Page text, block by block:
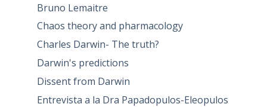
Bruno Lemaitre
Chaos theory and pharmacology
Charles Darwin- The truth?
Darwin's predictions
Dissent from Darwin
Entrevista a la Dra Papadopulos-Eleopulos